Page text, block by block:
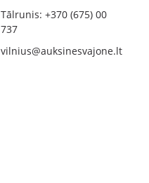
Tālrunis: +370 (675) 00
737
vilnius@auksinesvajone.lt